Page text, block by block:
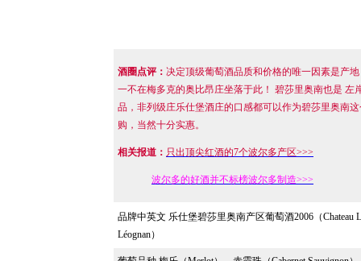
酒圈点评： 决定顶级葡萄酒品质和价格的唯一因素是产
一不在梅多克的奥比昂庄坐落于此！ 碧莎里奥南也是
品，非列级庄乐仕堡酒庄的口感都可以作为碧莎里奥南
购，当然十分实惠。
相关报道： 只出顶尖红酒的7个波尔多产区>>>
波尔多的好酒并不标榜波尔多制造>>>
品牌中英文 乐仕堡碧莎里奥南产区葡萄酒2006（Chateau
Léognan）